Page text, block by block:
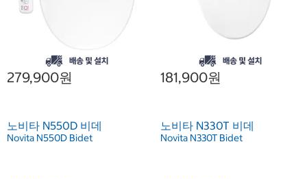
279,900원
노비타 N550D 비데
Novita N550D Bidet
181,900원
노비타 N330T 비데
Novita N330T Bidet